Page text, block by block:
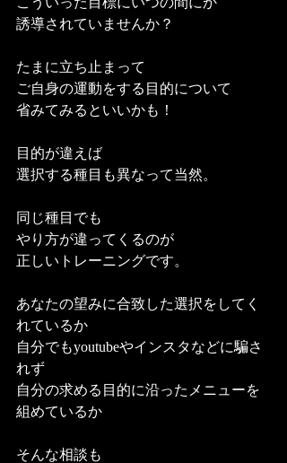
誘導されていませんか？
たまに立ち止まって
ご自身の運動をする目的について
省みてみるといいかも！
目的が違えば
選択する種目も異なって当然。
同じ種目でも
やり方が違ってくるのが
正しいトレーニングです。
あなたの望みに合致した選択をしてく
れているか
自分でもyoutubeやインスタなどに騙さ
れず
自分の求める目的に沿ったメニューを
組めているか
そんな相談も